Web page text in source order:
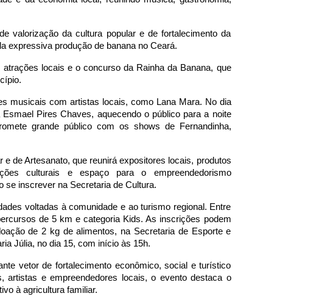
valorização da cultura popular e de fortalecimento da
expressiva produção de banana no Ceará.
locais e o concurso da Rainha da Banana, que
musicais com artistas locais, como Lana Mara. No dia
Pires Chaves, aquecendo o público para a noite
grande público com os shows de Fernandinha,
de Artesanato, que reunirá expositores locais, produtos
culturais e espaço para o empreendedorismo
se inscrever na Secretaria de Cultura.
voltadas à comunidade e ao turismo regional. Entre
de 5 km e categoria Kids. As inscrições podem
de 2 kg de alimentos, na Secretaria de Esporte e
Júlia, no dia 15, com início às 15h.
vetor de fortalecimento econômico, social e turístico
artistas e empreendedores locais, o evento destaca o
à agricultura familiar.